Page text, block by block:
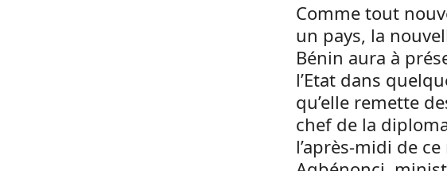
Comme tout
un pays, la
Bénin aura à
l’Etat dans
qu’elle remette
chef de la
l’après-midi de